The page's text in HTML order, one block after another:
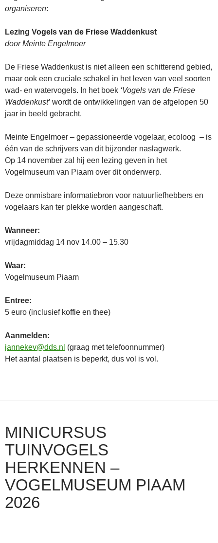
organiseren:
Lezing Vogels van de Friese Waddenkust
door Meinte Engelmoer
De Friese Waddenkust is niet alleen een schitterend gebied,
maar ook een cruciale schakel in het leven van veel soorten
wad- en watervogels. In het boek ‘Vogels van de Friese
Waddenkust’ wordt de ontwikkelingen van de afgelopen 50
jaar in beeld gebracht.
Meinte Engelmoer – gepassioneerde vogelaar, ecoloog – is
één van de schrijvers van dit bijzonder naslagwerk.
Op 14 november zal hij een lezing geven in het
Vogelmuseum van Piaam over dit onderwerp.
Deze onmisbare informatiebron voor natuurliefhebbers en
vogelaars kan ter plekke worden aangeschaft.
Wanneer:
vrijdagmiddag 14 nov 14.00 – 15.30
Waar:
Vogelmuseum Piaam
Entree:
5 euro (inclusief koffie en thee)
Aanmelden:
jannekev@dds.nl (graag met telefoonnummer)
Het aantal plaatsen is beperkt, dus vol is vol.
MINICURSUS
TUINVOGELS
HERKENNEN –
VOGELMUSEUM PIAAM
2026